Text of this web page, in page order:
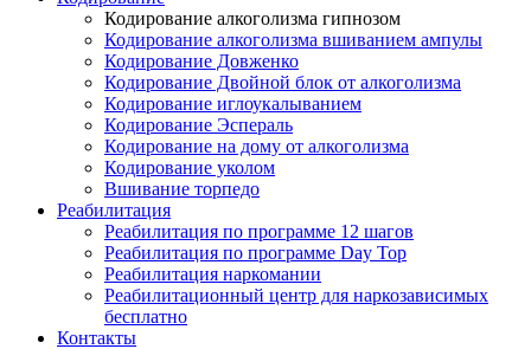
Кодирование алкоголизма гипнозом
Кодирование алкоголизма вшиванием ампулы
Кодирование Довженко
Кодирование Двойной блок от алкоголизма
Кодирование иглоукалыванием
Кодирование Эспераль
Кодирование на дому от алкоголизма
Кодирование уколом
Вшивание торпедо
Реабилитация
Реабилитация по программе 12 шагов
Реабилитация по программе Day Top
Реабилитация наркомании
Реабилитационный центр для наркозависимых
бесплатно
Контакты